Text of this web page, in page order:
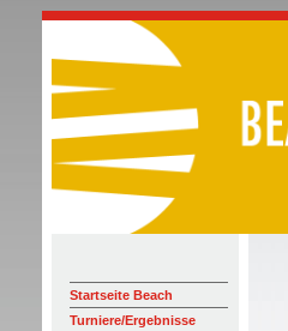
Startseite Beach
Turniere/Ergebnisse